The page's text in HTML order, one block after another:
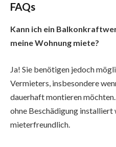
FAQs
Kann ich ein
meine Wohnung miete?
Ja! Sie benötigen jedoch
Vermieters, insbesondere
dauerhaft montieren
ohne Beschädigung installiert
mieterfreundlich.